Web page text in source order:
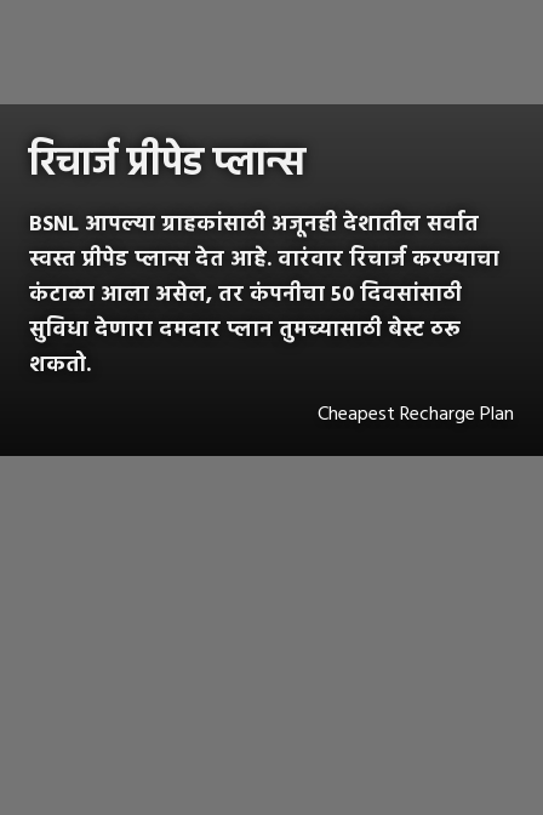
रिचार्ज प्रीपेड प्लान्स
BSNL आपल्या ग्राहकांसाठी अजूनही देशातील सर्वात
स्वस्त प्रीपेड प्लान्स देत आहे. वारंवार रिचार्ज करण्याचा
कंटाळा आला असेल, तर कंपनीचा 50 दिवसांसाठी
सुविधा देणारा दमदार प्लान तुमच्यासाठी बेस्ट ठरू
शकतो.
Cheapest Recharge Plan